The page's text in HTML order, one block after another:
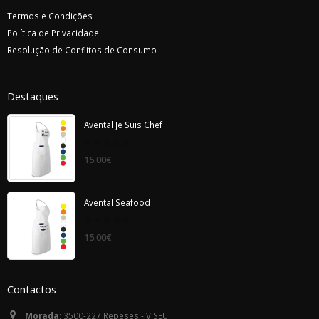
Termos e Condições
Política de Privacidade
Resolução de Conflitos de Consumo
Destaques
Avental Je Suis Chef
out
15.00€
Avental Seafood
out
15.00€
Contactos
Morada: 3500-227 Repeses - VISEU